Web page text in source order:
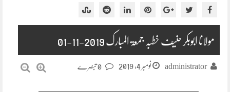
مولانا ابوبکر حنیف خطبہ جمعۃ المبارک 2019-11-01
administrator نومبر 4, 2019